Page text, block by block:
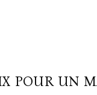
POUR UN